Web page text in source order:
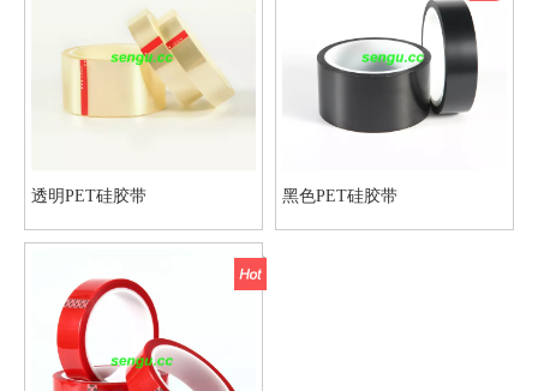
透明PET硅胶带 黑色PET硅胶带